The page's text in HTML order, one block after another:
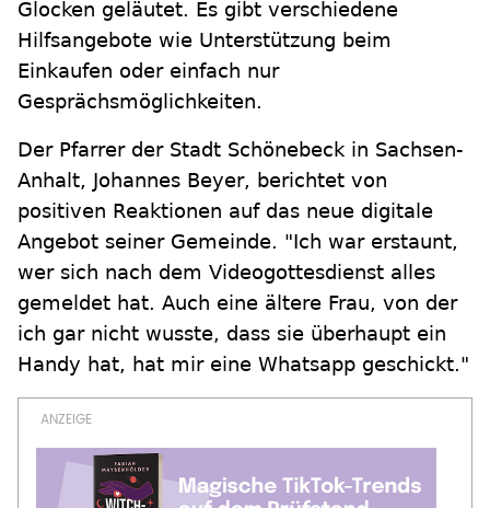
Glocken geläutet. Es gibt verschiedene
Hilfsangebote wie Unterstützung beim
Einkaufen oder einfach nur
Gesprächsmöglichkeiten.
Der Pfarrer der Stadt Schönebeck in Sachsen-
Anhalt, Johannes Beyer, berichtet von
positiven Reaktionen auf das neue digitale
Angebot seiner Gemeinde. "Ich war erstaunt,
wer sich nach dem Videogottesdienst alles
gemeldet hat. Auch eine ältere Frau, von der
ich gar nicht wusste, dass sie überhaupt ein
Handy hat, hat mir eine Whatsapp geschickt."